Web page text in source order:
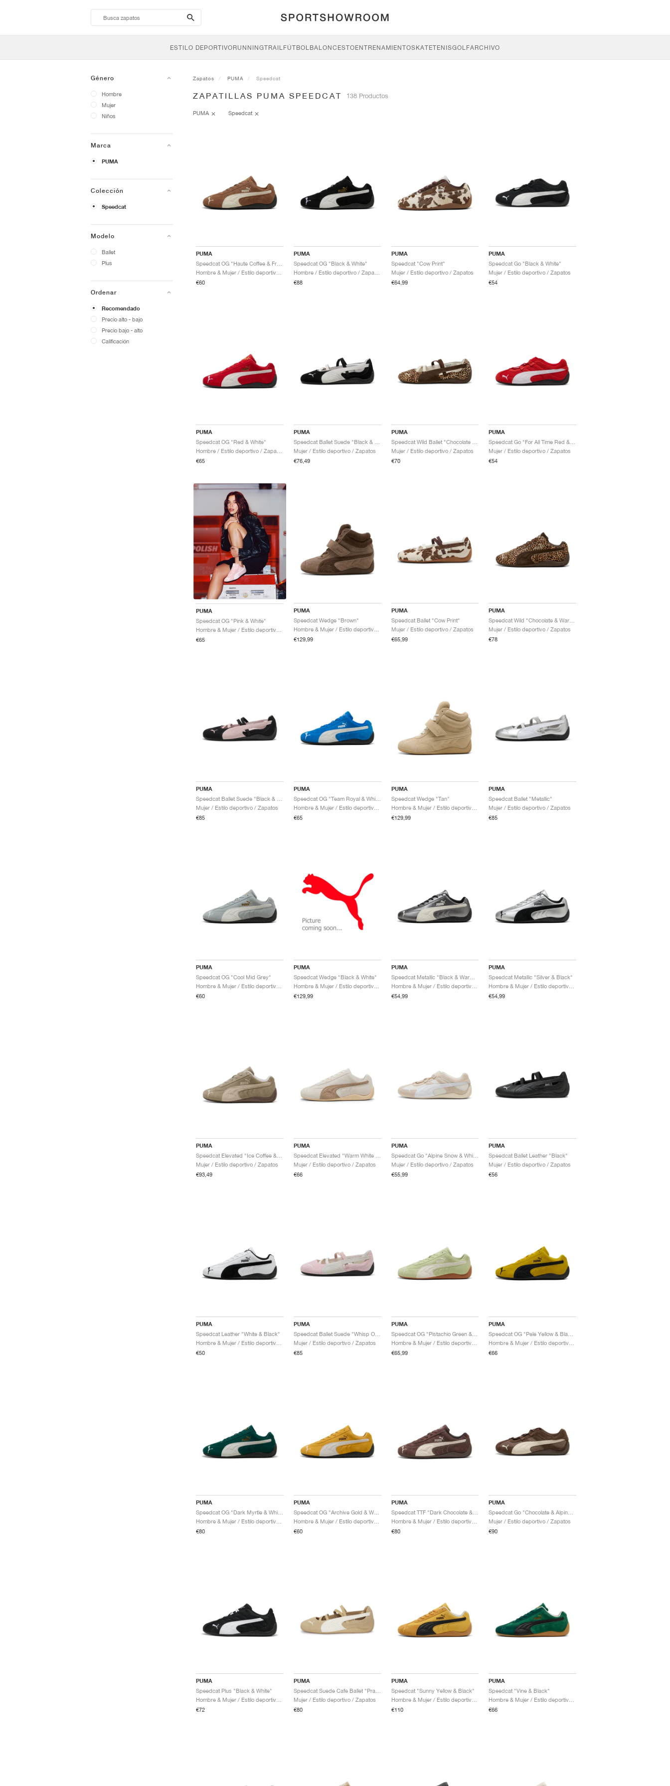
search-
btn
ESTILO DEPORTIVORUNNINGTRAILFÚTBOLBALONCESTOENTRENAMIENTOSKATETENISGOLFARCHIVO
Género
Hombre
Mujer
Niños
Marca
PUMA
Colección
Speedcat
Modelo
Ballet
Plus
Ordenar
Recomendado
Precio alto - bajo
Precio bajo - alto
Calificación
Zapatos PUMA Speedcat
ZAPATILLAS PUMA SPEEDCAT 138 Productos
PUMA Speedcat
PUMA
€60
PUMA
Speedcat OG "Black & White"
€88
PUMA
Speedcat "Cow Print"
Mujer / Estilo deportivo / Zapatos
€64,99
PUMA
Speedcat Go "Black & White"
Mujer / Estilo deportivo / Zapatos
€54
PUMA
Speedcat OG "Red & White"
€65
PUMA
Mujer / Estilo deportivo / Zapatos
€76,49
PUMA
Mujer / Estilo deportivo / Zapatos
€70
PUMA
Mujer / Estilo deportivo / Zapatos
€54
PUMA
Speedcat OG "Pink & White"
€65
PUMA
Speedcat Wedge "Brown"
€129,99
PUMA
Speedcat Ballet "Cow Print"
Mujer / Estilo deportivo / Zapatos
€65,99
PUMA
Mujer / Estilo deportivo / Zapatos
€78
PUMA
Mujer / Estilo deportivo / Zapatos
€85
PUMA
Speedcat OG "Team Royal & White"
€65
PUMA
Speedcat Wedge "Tan"
€129,99
PUMA
Speedcat Ballet "Metallic"
Mujer / Estilo deportivo / Zapatos
€85
PUMA
Speedcat OG "Cool Mid Grey"
€60
PUMA
Speedcat Wedge "Black & White"
€129,99
PUMA
Speedcat Metallic "Black & Warm White"
€54,99
PUMA
Speedcat Metallic "Silver & Black"
€54,99
PUMA
Mujer / Estilo deportivo / Zapatos
€93,49
PUMA
Mujer / Estilo deportivo / Zapatos
€66
PUMA
Speedcat Go "Alpine Snow & White"
Mujer / Estilo deportivo / Zapatos
€55,99
PUMA
Speedcat Ballet Leather "Black"
Mujer / Estilo deportivo / Zapatos
€56
PUMA
Speedcat Leather "White & Black"
€50
PUMA
Speedcat Ballet Suede "Whisp Of Pink & White"
Mujer / Estilo deportivo / Zapatos
€85
PUMA
€65,99
PUMA
€66
PUMA
€80
PUMA
Speedcat OG "Archive Gold & White"
€60
PUMA
€80
PUMA
Mujer / Estilo deportivo / Zapatos
€90
PUMA
Speedcat Plus "Black & White"
€72
PUMA
Mujer / Estilo deportivo / Zapatos
€80
PUMA
Speedcat "Sunny Yellow & Black"
€110
PUMA
Speedcat "Vine & Black"
€66